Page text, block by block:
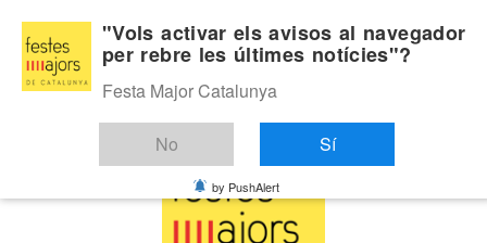
content
Dissabte, agost 8, 2026
Última:
"Vols activar els avisos al navegador
per rebre les últimes notícies"?
Festa Major Catalunya
No Sí
by PushAlert